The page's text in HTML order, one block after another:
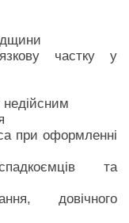
частку у
при оформленні
та
довічного